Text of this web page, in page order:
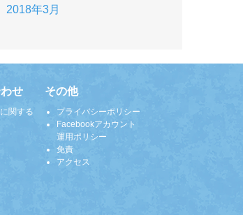
2018年3月
せ
関する
その他
プライバシーポリシー
Facebookアカウント
運用ポリシー
免責
アクセス